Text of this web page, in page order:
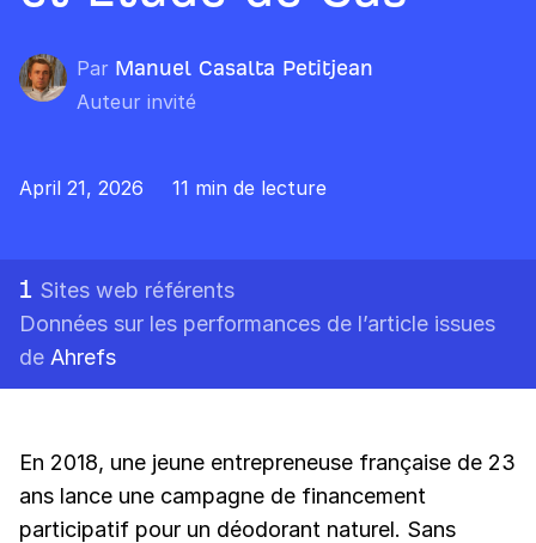
Par Manuel Casalta Petitjean
Auteur invité
April 21, 2026 11 min de lecture
1 Sites web référents
Données sur les performances de l’article issues
de Ahrefs
En 2018, une jeune entrepreneuse française de 23
ans lance une campagne de financement
participatif pour un déodorant naturel. Sans